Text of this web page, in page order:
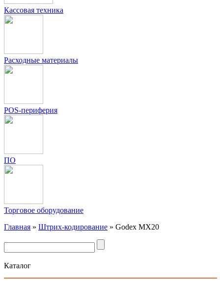
Кассовая техника
Расходные материалы
POS-периферия
ПО
Торговое оборудование
Главная » Штрих-кодирование » Godex MX20
Каталог